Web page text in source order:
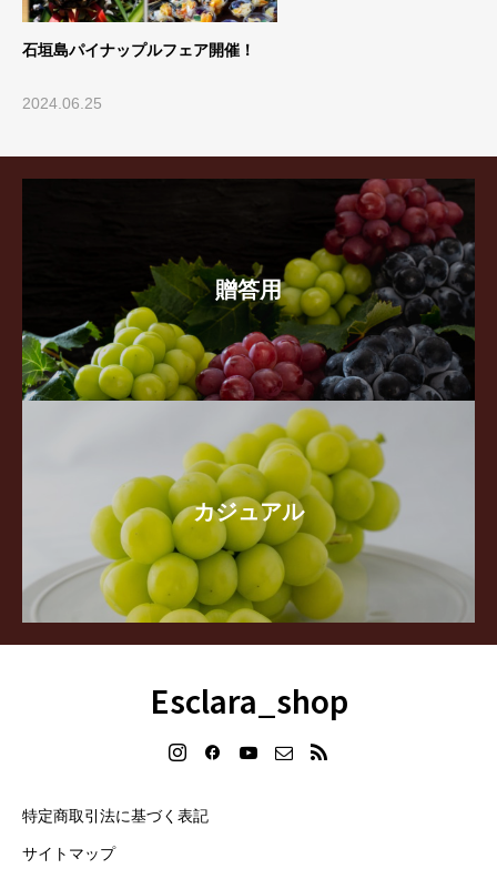
石垣島パイナップルフェア開催！
2024.06.25
贈答用
カジュアル
Esclara_shop
特定商取引法に基づく表記
サイトマップ